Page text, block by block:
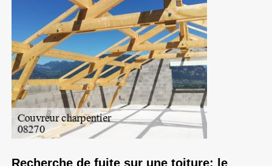
Recherche de fuite sur une toiture: le